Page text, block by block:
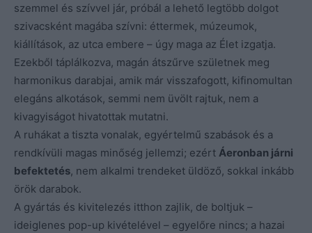
szemmel és szívvel jár, próbál a lehető legtöbb dolgot
szivacsként magába szívni: éttermek, múzeumok,
kiállítások, az utca embere – úgy maga az Élet izgatja.
Ezekből táplálkozva, magán átszűrve születnek meg
harmonikus darabjai, amik már visszafogott, kifinomultan
elegáns alkotások, semmi nem üvölt rajtuk, nem a
kivagyiságot hivatottak mutatni.
A ruhákat a tiszta vonalak, egyértelmű szabások és a
rendkívüli magas minőség jellemzi; ezért Áeronban járni
befektetés, nem alkalmi trendeket üldöző, sokkal inkább
örök darabok.
A gyártás és kivitelezés itthon zajlik, de boltjuk –
ideiglenes pop-up kivételével – egyelőre nincs; a hazai